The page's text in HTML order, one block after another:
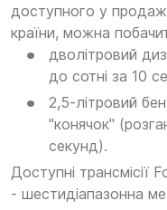
доступного у
країни, можна
дволітровий
до сотні за 10
2,5-літровий
"конячок"
секунд).
Доступні трансмісії
- шестидіапазонна